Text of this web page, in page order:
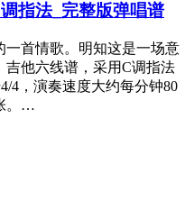
指法_完整版弹唱谱
首情歌。明知这是一场意
他六线谱，采用C调指法
4，演奏速度大约每分钟80
。…